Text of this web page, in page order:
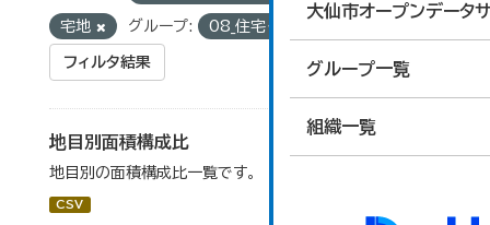
大仙市オープンデータ
グループ一覧
組織一覧
宅地 グループ: 08_住宅・土地・建設
フィルタ結果
地目別面積構成比
地目別の面積構成比一覧です。
CSV